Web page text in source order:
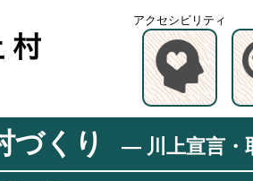
アクセシビリティ
づくり ― 川上宣言・